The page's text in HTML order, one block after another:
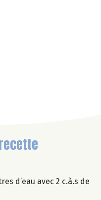
d’eau avec 2 c.à.s de